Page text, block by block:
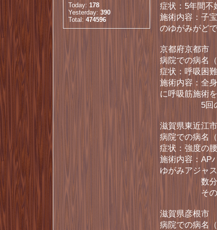
症状：5年間不
施術内容：子
のゆがみがど
京都府京都市
病院での病名
症状：呼吸困
施術内容：全
に呼吸筋施術
5回の施術
滋賀県東近江
病院での病名
症状：強度の
施術内容：AP
ゆがみアジャ
数分で痛
その後2回
滋賀県彦根市
病院での病名
Today: 178
Yesterday: 390
Total: 474596